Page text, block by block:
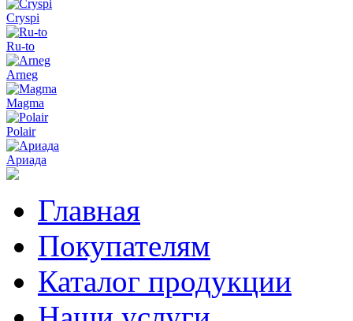
Cryspi
Ru-to
Arneg
Magma
Polair
Ариада
Главная
Покупателям
Каталог продукции